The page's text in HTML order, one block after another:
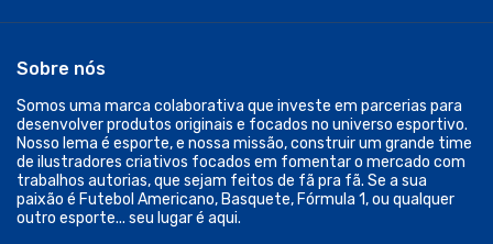
Sobre nós
Somos uma marca colaborativa que investe em parcerias para
desenvolver produtos originais e focados no universo esportivo.
Nosso lema é esporte, e nossa missão, construir um grande time
de ilustradores criativos focados em fomentar o mercado com
trabalhos autorias, que sejam feitos de fã pra fã. Se a sua
paixão é Futebol Americano, Basquete, Fórmula 1, ou qualquer
outro esporte... seu lugar é aqui.